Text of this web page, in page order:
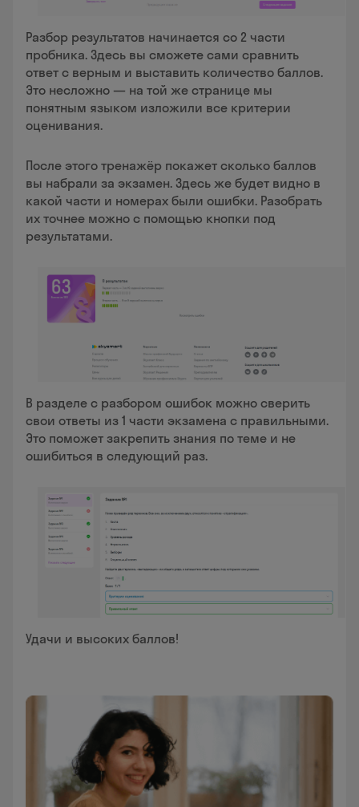
Разбор результатов начинается со 2 части
пробника. Здесь вы сможете сами сравнить
ответ с верным и выставить количество баллов.
Это несложно — на той же странице мы
понятным языком изложили все критерии
оценивания.
После этого тренажёр покажет сколько баллов
вы набрали за экзамен. Здесь же будет видно в
какой части и номерах были ошибки. Разобрать
их точнее можно с помощью кнопки под
результатами.
В разделе с разбором ошибок можно сверить
свои ответы из 1 части экзамена с правильными.
Это поможет закрепить знания по теме и не
ошибиться в следующий раз.
Удачи и высоких баллов!